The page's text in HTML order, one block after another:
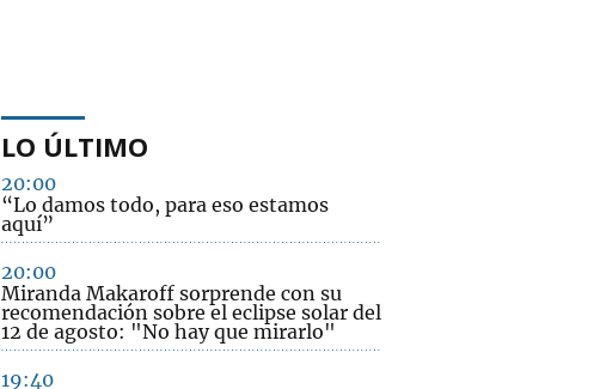
LO ÚLTIMO
20:00
“Lo damos todo, para eso estamos
aquí”
20:00
Miranda Makaroff sorprende con su
recomendación sobre el eclipse solar del
12 de agosto: "No hay que mirarlo"
19:40